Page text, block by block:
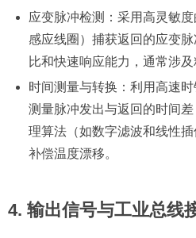
应变脉冲检测：采用高灵敏
感应线圈）捕获返回的应变
比和快速响应能力，通常涉及
时间测量与转换：利用高速
测量脉冲发出与返回的时间
理算法（如数字滤波和线性
补偿温度漂移。
4. 输出信号与工业总线